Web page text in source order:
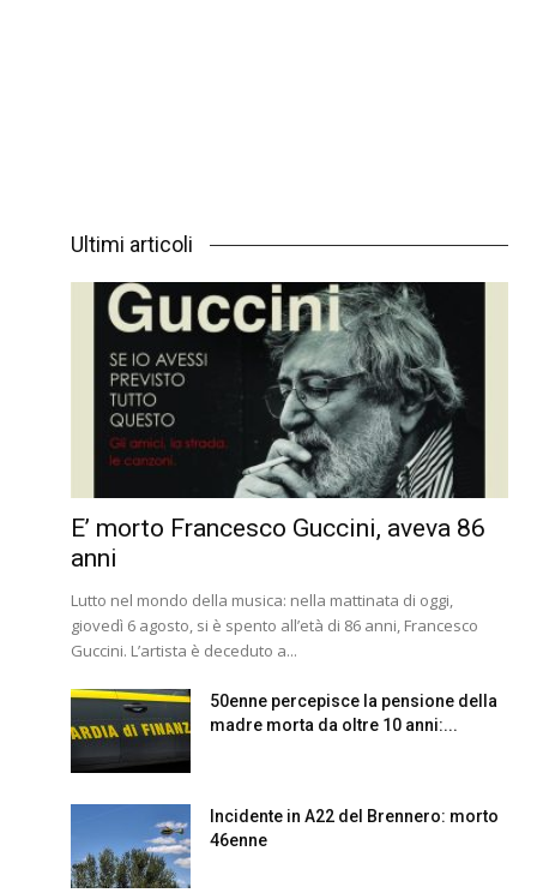
Ultimi articoli
E’ morto Francesco Guccini, aveva 86
anni
Lutto nel mondo della musica: nella mattinata di oggi,
giovedì 6 agosto, si è spento all’età di 86 anni, Francesco
Guccini. L’artista è deceduto a...
50enne percepisce la pensione della
madre morta da oltre 10 anni:...
Incidente in A22 del Brennero: morto
46enne